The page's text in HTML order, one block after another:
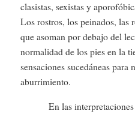
clasistas, sexistas y
Los rostros, los peinados, las
que asoman por debajo del
normalidad de los pies en la
sensaciones sucedáneas
aburrimiento.
En las